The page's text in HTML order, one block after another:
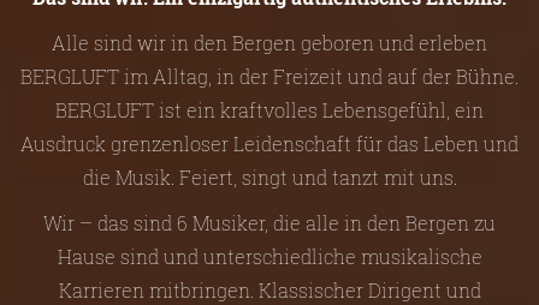
Alle sind wir in den Bergen geboren und erleben
BERGLUFT im Alltag, in der Freizeit und auf der Bühne.
BERGLUFT ist ein kraftvolles Lebensgefühl, ein
Ausdruck grenzenloser Leidenschaft für das Leben und
die Musik. Feiert, singt und tanzt mit uns.
Wir – das sind 6 Musiker, die alle in den Bergen zu
Hause sind und unterschiedliche musikalische
Karrieren mitbringen. Klassischer Dirigent und